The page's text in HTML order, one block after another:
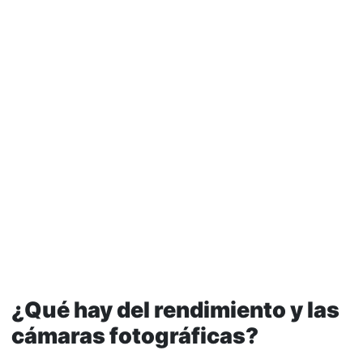
¿Qué hay del rendimiento y las
cámaras fotográficas?